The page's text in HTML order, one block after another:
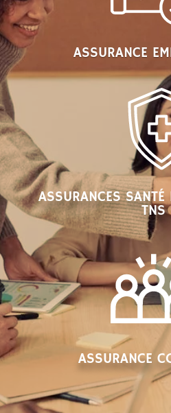
ASSURANCE
ASSURANCES SANTÉ
TNS
ASSURANCE